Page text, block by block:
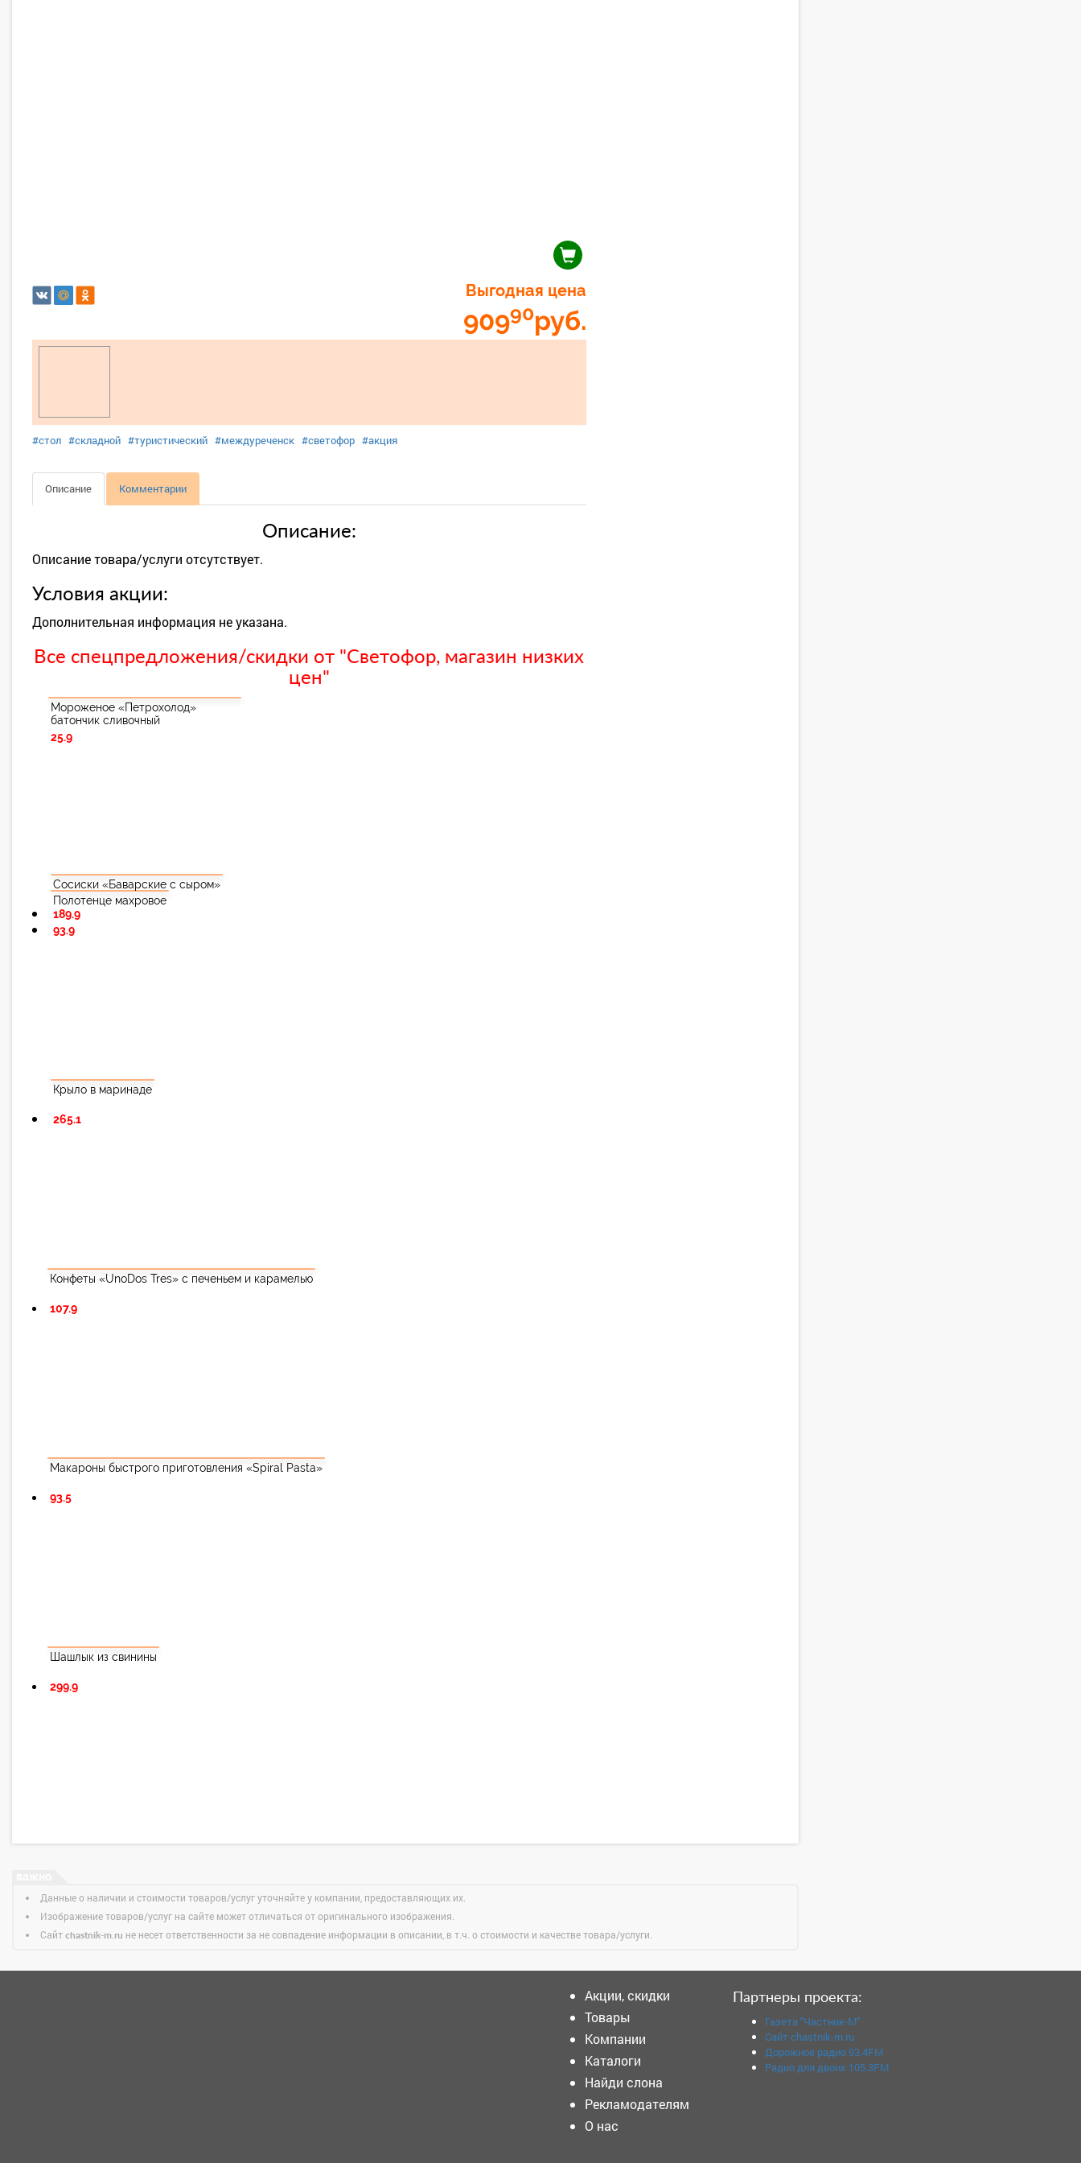
Выгодная цена
90990руб.
#стол #складной #туристический #междуреченск #светофор #акция
Описание Комментарии
Описание:
Описание товара/услуги отсутствует.
Условия акции:
Дополнительная информация не указана.
Все спецпредложения/скидки от "Светофор, магазин низких
цен"
Мороженое «Петрохолод»
батончик сливочный
25.9
Сосиски «Баварские с сыром»
189.9
Полотенце махровое
93.9
Крыло в маринаде
265.1
Конфеты «UnoDos Tres» с печеньем и карамелью
107.9
Макароны быстрого приготовления «Spiral Pasta»
93.5
Шашлык из свинины
299.9
Данные о наличии и стоимости товаров/услуг уточняйте у компании, предоставляющих их.
Изображение товаров/услуг на сайте может отличаться от оригинального изображения.
Сайт chastnik-m.ru не несет ответственности за не совпадение информации в описании, в т.ч. о стоимости и качестве товара/услуги.
Акции, скидки
Товары
Компании
Каталоги
Найди слона
Рекламодателям
О нас
Партнеры проекта:
Газета "Частник-М"
Сайт chastnik-m.ru
Дорожное радио 93.4FM
Радио для двоих 105.3FM